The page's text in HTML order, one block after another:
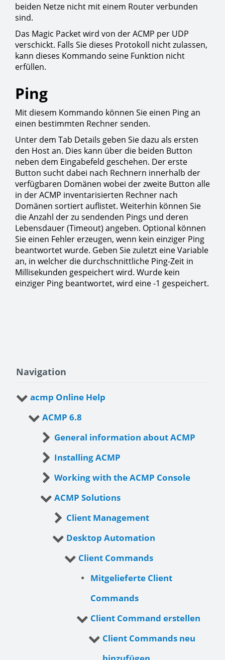
beiden Netze nicht mit einem Router verbunden
sind.
Das Magic Packet wird von der ACMP per UDP
verschickt. Falls Sie dieses Protokoll nicht zulassen,
kann dieses Kommando seine Funktion nicht
erfüllen.
Ping
Mit diesem Kommando können Sie einen Ping an
einen bestimmten Rechner senden.
Unter dem Tab Details geben Sie dazu als ersten
den Host an. Dies kann über die beiden Button
neben dem Eingabefeld geschehen. Der erste
Button sucht dabei nach Rechnern innerhalb der
verfügbaren Domänen wobei der zweite Button alle
in der ACMP inventarisierten Rechner nach
Domänen sortiert auflistet. Weiterhin können Sie
die Anzahl der zu sendenden Pings und deren
Lebensdauer (Timeout) angeben. Optional können
Sie einen Fehler erzeugen, wenn kein einziger Ping
beantwortet wurde. Geben Sie zuletzt eine Variable
an, in welcher die durchschnittliche Ping-Zeit in
Millisekunden gespeichert wird. Wurde kein
einziger Ping beantwortet, wird eine -1 gespeichert.
Navigation
acmp Online Help
ACMP 6.8
General information about ACMP
Installing ACMP
Working with the ACMP Console
ACMP Solutions
Client Management
Desktop Automation
Client Commands
Mitgelieferte Client
Commands
Client Command erstellen
Client Commands neu